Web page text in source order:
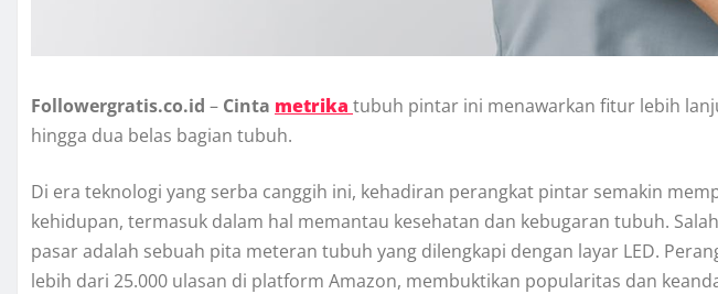
Followergratis.co.id – Cinta metrika tubuh pintar ini menawarkan fitur lebih
hingga dua belas bagian tubuh.
Di era teknologi yang serba canggih ini, kehadiran perangkat pintar semakin
kehidupan, termasuk dalam hal memantau kesehatan dan kebugaran tubuh.
pasar adalah sebuah pita meteran tubuh yang dilengkapi dengan layar LED.
lebih dari 25.000 ulasan di platform Amazon, membuktikan popularitas dan